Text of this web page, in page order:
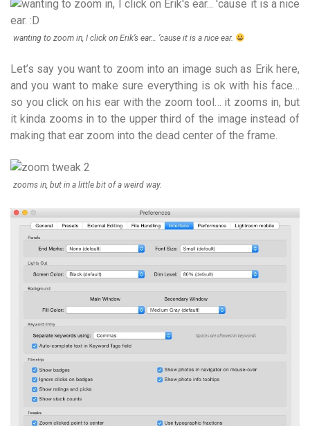
wanting to zoom in, I click on Erik’s ear… ’cause it is a nice ear.
Let’s say you want to zoom into an image such as Erik here,
and you want to make sure everything is ok with his face…
so you click on his ear with the zoom tool… it zooms in, but
it kinda zooms in to the upper third of the image instead of
making that ear zoom into the dead center of the frame.
zooms in, but in a little bit of a weird way.